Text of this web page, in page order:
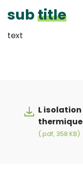
subtitle
text
L isolation
thermique
(.pdf, 358 KB)